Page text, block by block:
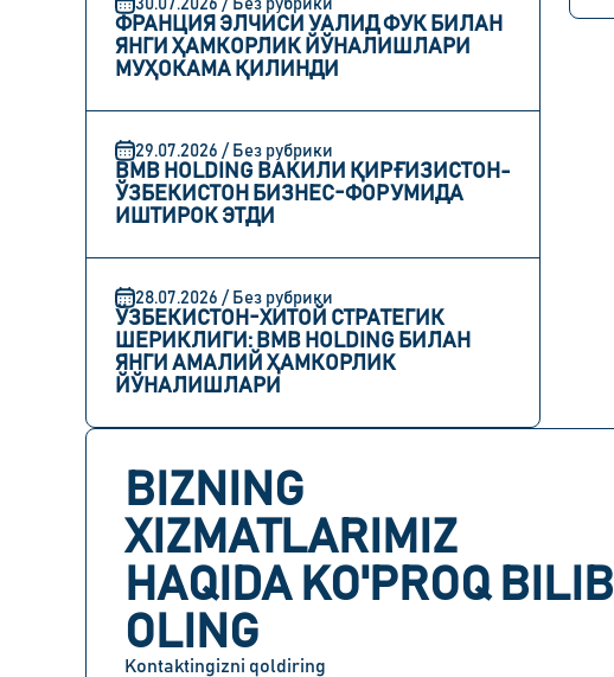
30.07.2026 / Без рубрики
ФРАНЦИЯ ЭЛЧИСИ УАЛИД ФУК БИЛАН
ЯНГИ ҲАМКОРЛИК ЙЎНАЛИШЛАРИ
МУҲОКАМА ҚИЛИНДИ
29.07.2026 / Без рубрики
BMB HOLDING ВАКИЛИ ҚИРҒИЗИСТОН-
ЎЗБЕКИСТОН БИЗНЕС-ФОРУМИДА
ИШТИРОК ЭТДИ
28.07.2026 / Без рубрики
ЎЗБЕКИСТОН-ХИТОЙ СТРАТЕГИК
ШЕРИКЛИГИ: BMB HOLDING БИЛАН
ЯНГИ АМАЛИЙ ҲАМКОРЛИК
ЙЎНАЛИШЛАРИ
BIZNING
XIZMATLARIMIZ
HAQIDA KO'PROQ BILIB
OLING
Kontaktingizni qoldiring